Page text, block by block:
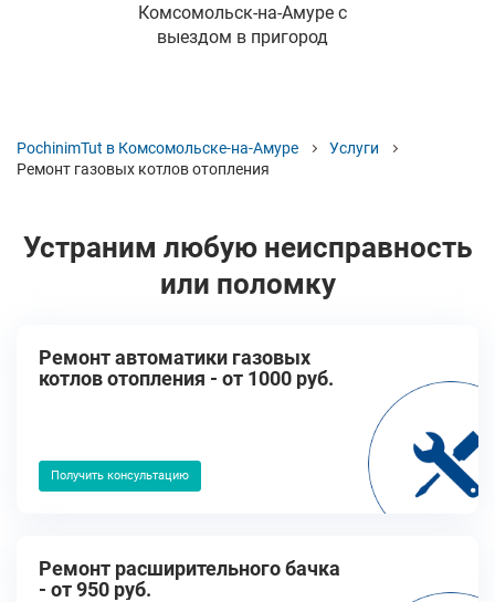
Комсомольск-на-Амуре с
выездом в пригород
PochinimTut в Комсомольске-на-Амуре
Услуги
Ремонт газовых котлов отопления
Устраним любую неисправность
или поломку
Ремонт автоматики газовых
котлов отопления - от 1000 руб.
Получить консультацию
Ремонт расширительного бачка
- от 950 руб.